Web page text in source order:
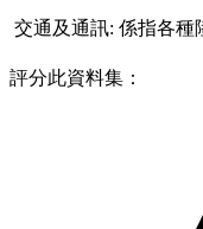
交通及通訊: 係指各種
評分此資料集：